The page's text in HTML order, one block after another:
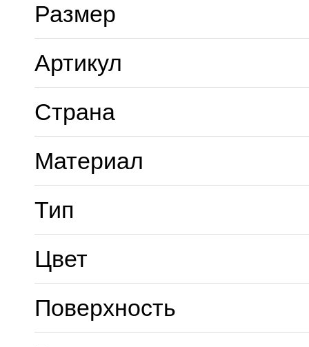
Размер
Артикул
Страна
Материал
Тип
Цвет
Поверхность